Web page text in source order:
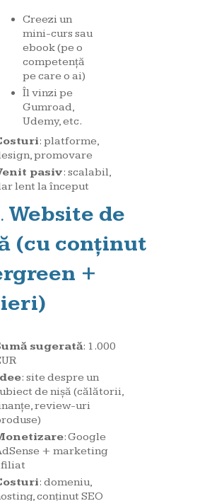
Creezi un
mini-curs sau
ebook (pe o
competență
pe care o ai)
Îl vinzi pe
Gumroad,
Udemy, etc.
: platforme,
promovare
pasiv: scalabil,
lent la început
Website de
(cu conținut
+
sugerată: 1.000
: site despre un
de nișă (călătorii,
review-uri
: Google
+ marketing
: domeniu,
conținut SEO